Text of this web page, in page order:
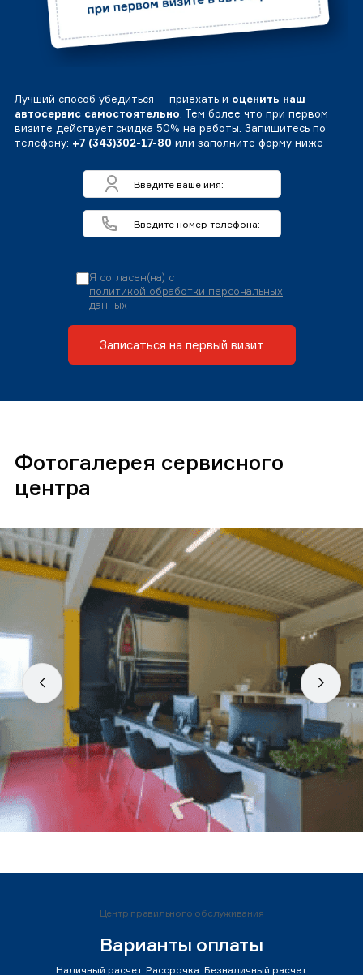
Лучший способ убедиться — приехать и оценить наш
автосервис самостоятельно. Тем более что при первом
визите действует скидка 50% на работы. Запишитесь по
телефону: +7 (343)302-17-80 или заполните форму ниже
Я согласен(на) с
политикой обработки персональных
данных
Записаться на первый визит
Фотогалерея сервисного
центра
Центр правильного обслуживания
Варианты оплаты
Наличный расчет. Рассрочка. Безналичный расчет.